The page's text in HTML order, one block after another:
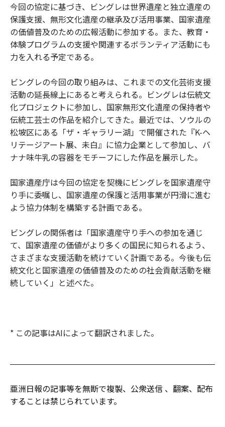
今回の協定に基づき、ビングレは世界遺産と独立遺産の
保護支援、無形文化遺産の継承及び活用事業、国家遺産
の価値普及のための広報活動に参加する。また、教育・
体験プログラムの支援や関連するボランティア活動にも
力を入れる予定である。
ビングレの今回の取り組みは、これまでの文化芸術支援
活動の延長線上にあると考えられる。ビングレは伝統文
化プロジェクトに参加し、国家無形文化遺産の保持者や
伝統工芸士の作品を紹介してきた。最近では、ソウルの
松坡区にある「ザ・ギャラリー湖」で開催された『K-ヘ
リテージアート展、未白』に協力企業として参加し、バ
ナナ味牛乳の容器をモチーフにした作品を展示した。
国家遺産庁は今回の協定を契機にビングレを国家遺産守
り手に委嘱し、国家遺産の保護と活用事業が円滑に進む
よう協力体制を構築する計画である。
ビングレの関係者は「国家遺産守り手への参加を通じ
て、国家遺産の価値がより多くの国民に知られるよう、
さまざまな支援活動を続けていく計画である。今後も伝
統文化と国家遺産の価値普及のための社会貢献活動を継
続していく」と述べた。
* この記事はAIによって翻訳されました。
亜洲日報の記事等を無断で複製、公衆送信 、翻案、配布
することは禁じられています。